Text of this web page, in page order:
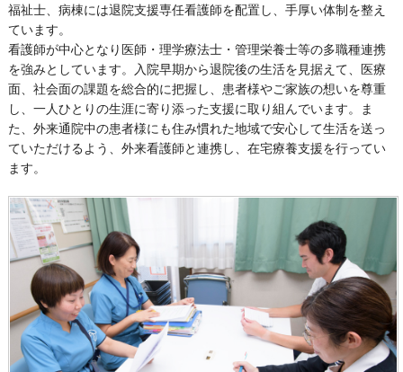
福祉士、病棟には退院支援専任看護師を配置し、手厚い体制を整え
ています。
看護師が中心となり医師・理学療法士・管理栄養士等の多職種連携
を強みとしています。入院早期から退院後の生活を見据えて、医療
面、社会面の課題を総合的に把握し、患者様やご家族の想いを尊重
し、一人ひとりの生涯に寄り添った支援に取り組んでいます。ま
た、外来通院中の患者様にも住み慣れた地域で安心して生活を送っ
ていただけるよう、外来看護師と連携し、在宅療養支援を行ってい
ます。